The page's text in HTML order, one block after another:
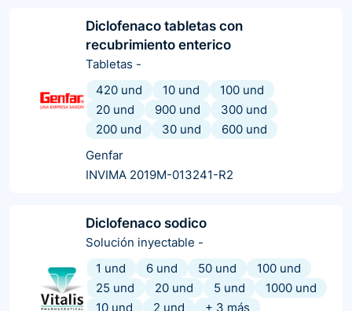
Diclofenaco tabletas con
recubrimiento enterico
Tabletas -
420 und
10 und
100 und
20 und
900 und
300 und
200 und
30 und
600 und
Genfar
INVIMA 2019M-013241-R2
Diclofenaco sodico
Solución inyectable -
1 und
6 und 50 und
100 und
25 und
20 und 5 und
1000 und
10 und
2 und + 3 más